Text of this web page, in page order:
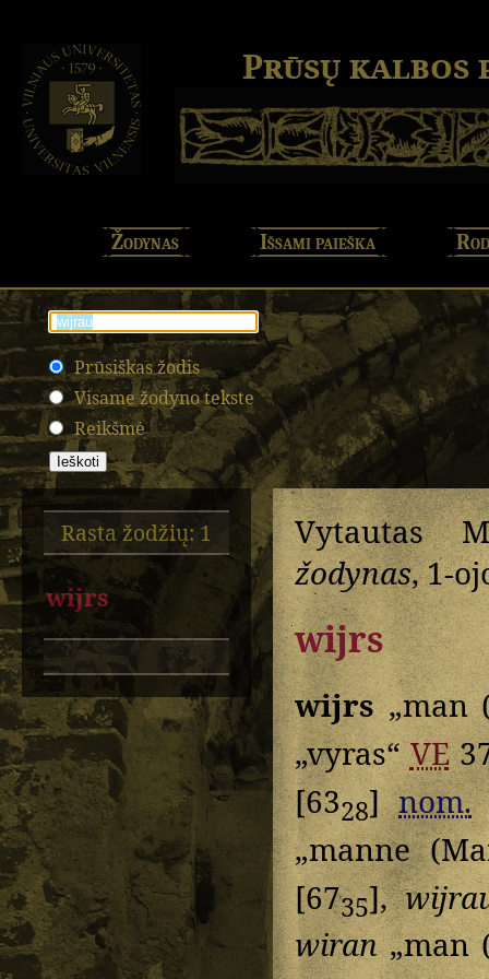
Prūsų kalbos
Žodynas Išsami paieška
Prūsiškas žodis
Visame žodyno tekste
Reikšmė
Rasta žodžių: 1
wijrs
Vytautas
žodynas, 1-
wijrs
wijrs„man
„vyras“VE
[6328]nom.
„manne
[6735],
wiran„man